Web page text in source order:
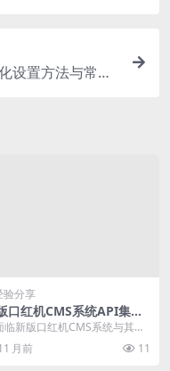
设置方法与常见
验分享
口红机CMS系统API集成
据同步配置详解
临新版口红机CMS系统与其他
系统（如CRM、订单平台）的
步需求时，...
月前 11